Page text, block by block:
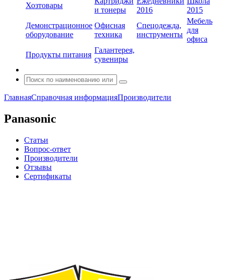
Хозтовары
и тонеры
2016
2015
Демонстрационное
оборудование
Офисная
техника
Спецодежда,
инструменты
Мебель
для
офиса
Продукты питания
Галантерея,
сувениры
ГлавнаяСправочная информацияПроизводители
Panasonic
Статьи
Вопрос-ответ
Производители
Отзывы
Сертификаты